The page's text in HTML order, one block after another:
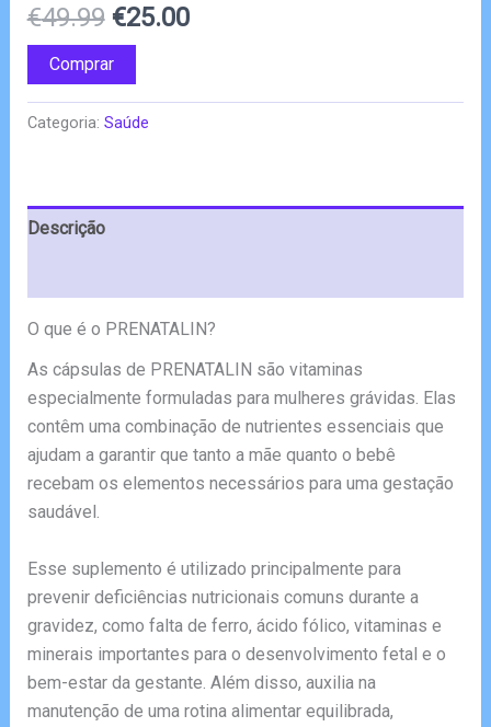
com4.67
em 5 com
base em
classificações
de clientes
€49.99 O
preço
original
€25.00O
atual
Comprar
Categoria: Saúde
Descrição
O que é o PRENATALIN?
As cápsulas de PRENATALIN são vitaminas
especialmente formuladas para mulheres grávidas. Elas
contêm uma combinação de nutrientes essenciais que
ajudam a garantir que tanto a mãe quanto o bebê
recebam os elementos necessários para uma gestação
saudável.
Esse suplemento é utilizado principalmente para
prevenir deficiências nutricionais comuns durante a
gravidez, como falta de ferro, ácido fólico, vitaminas e
minerais importantes para o desenvolvimento fetal e o
bem-estar da gestante. Além disso, auxilia na
manutenção de uma rotina alimentar equilibrada,